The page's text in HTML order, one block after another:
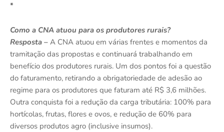
*
Como a CNA atuou para os produtores rurais?
Resposta – A CNA atuou em várias frentes e momentos da
tramitação das propostas e continuará trabalhando em
benefício dos produtores rurais. Um dos pontos foi a questão
do faturamento, retirando a obrigatoriedade de adesão ao
regime para os produtores que faturam até R$ 3,6 milhões.
Outra conquista foi a redução da carga tributária: 100% para
hortícolas, frutas, flores e ovos, e redução de 60% para
diversos produtos agro (inclusive insumos).